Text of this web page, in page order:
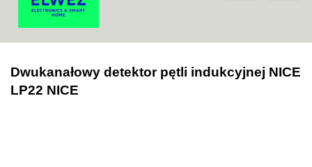
Dwukanałowy detektor pętli indukcyjnej NICE
LP22 NICE